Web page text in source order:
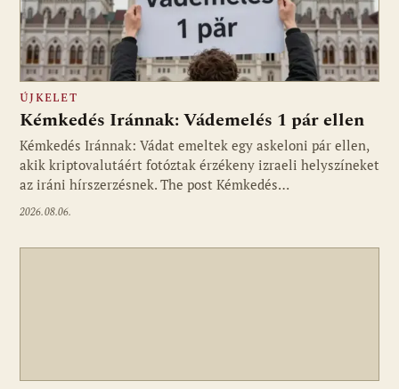
ÚJKELET
Kémkedés Iránnak: Vádemelés 1 pár ellen
Kémkedés Iránnak: Vádat emeltek egy askeloni pár ellen,
akik kriptovalutáért fotóztak érzékeny izraeli helyszíneket
az iráni hírszerzésnek. The post Kémkedés…
2026.08.06.